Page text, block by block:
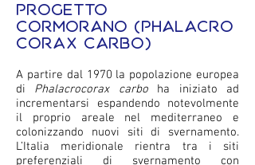
Progetto
cormorano (Phalacro
corax carbo)
A partire dal 1970 la popolazione europea
di Phalacrocorax carboha iniziato ad
incrementarsi espandendo notevolmente
il proprio areale nel mediterraneo e
colonizzando nuovi siti di svernamento.
L’Italia meridionale rientra tra i siti
preferenziali di svernamento con